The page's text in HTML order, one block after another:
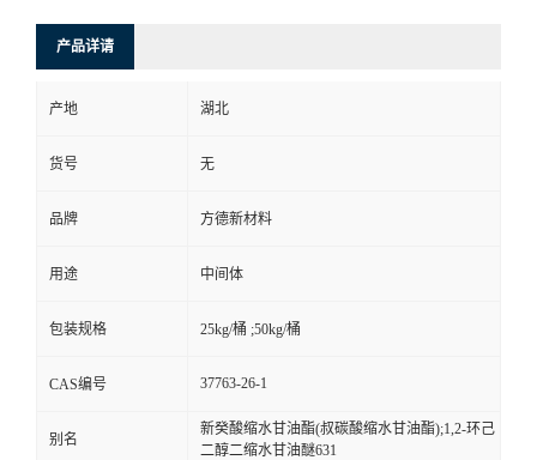
产品详请
产地 湖北
货号 无
品牌 方德新材料
用途 中间体
包装规格 25kg/桶 ;50kg/桶
CAS编号 37763-26-1
别名
新癸酸缩水甘油酯(叔碳酸缩水甘油酯);1,2-环己
二醇二缩水甘油醚631